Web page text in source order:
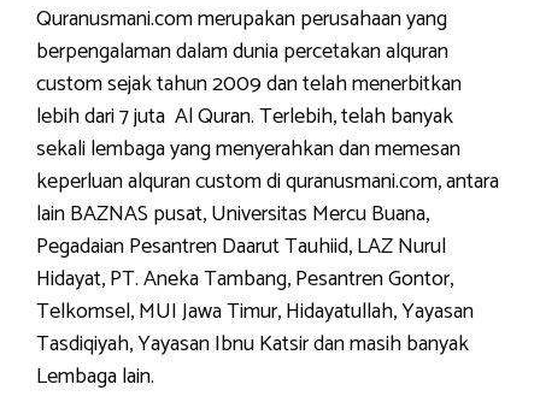
Quranusmani.com merupakan perusahaan yang
berpengalaman dalam dunia percetakan alquran
custom sejak tahun 2009 dan telah menerbitkan
lebih dari 7 juta Al Quran. Terlebih, telah banyak
sekali lembaga yang menyerahkan dan memesan
keperluan alquran custom di quranusmani.com, antara
lain BAZNAS pusat, Universitas Mercu Buana,
Pegadaian Pesantren Daarut Tauhiid, LAZ Nurul
Hidayat, PT. Aneka Tambang, Pesantren Gontor,
Telkomsel, MUI Jawa Timur, Hidayatullah, Yayasan
Tasdiqiyah, Yayasan Ibnu Katsir dan masih banyak
Lembaga lain.